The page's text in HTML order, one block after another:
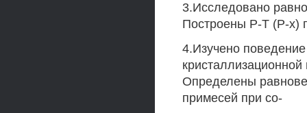
3.Исследовано
Построены Р-Т (Р-х)
4.Изучено
Определены
примесей при со-